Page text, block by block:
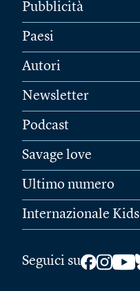
Pubblicità
Paesi
Autori
Newsletter
Podcast
Savage love
Ultimo numero
Internazionale Kids
Seguici su